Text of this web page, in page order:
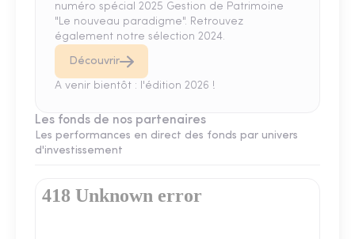
numéro spécial 2025 Gestion de Patrimoine
"Le nouveau paradigme". Retrouvez
également notre sélection 2024.
Découvrir
A venir bientôt : l'édition 2026 !
Les fonds de nos partenaires
Les performances en direct des fonds par univers
d'investissement